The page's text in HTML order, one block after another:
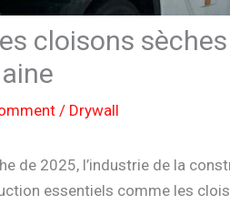
cloisons
/ Drywall
de 2025, l’industrie de la
essentiels comme les